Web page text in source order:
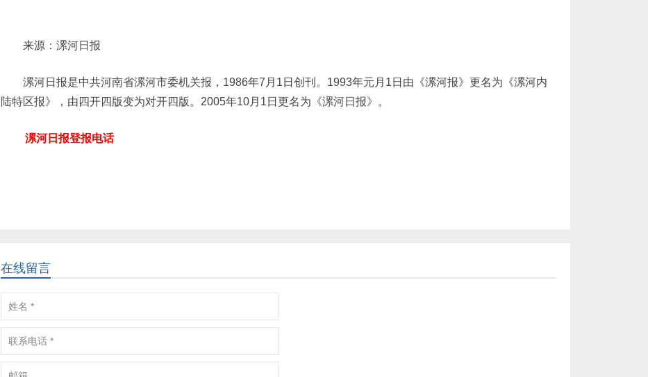
来源：漯河日报
漯河日报是中共河南省漯河市委机关报，1986年7月1日创刊。1993年元月1日由《漯河报》更名为《漯河内
陆特区报》，由四开四版变为对开四版。2005年10月1日更名为《漯河日报》。
漯河日报登报电话
在线留言